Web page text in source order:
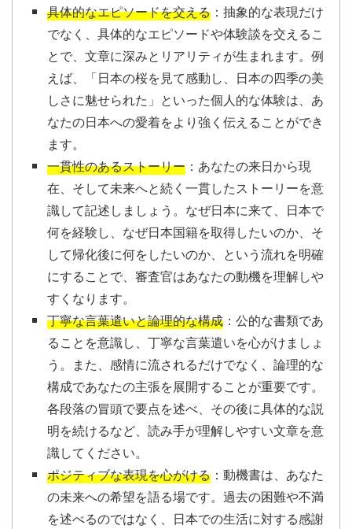
具体的なエピソードを交える ：抽象的な表現だけ
でなく、具体的なエピソードや体験談を交えるこ
とで、文章に深みとリアリティが生まれます。例
えば、「日本の桜を見て感動し、日本の四季の美
しさに魅せられた」といった個人的な体験は、あ
なたの日本への愛着をより強く伝えることができ
ます。
一貫性のあるストーリー ：あなたの来日から現
在、そして未来へと続く一貫したストーリーを意
識して記述しましょう。なぜ日本に来て、日本で
何を経験し、なぜ日本国籍を取得したいのか、そ
して帰化後に何をしたいのか、という流れを明確
にすることで、審査官はあなたの動機を理解しや
すくなります。
丁寧な言葉遣いと論理的な構成 ：公的な書類であ
ることを意識し、丁寧な言葉遣いを心がけましょ
う。また、感情に流されるだけでなく、論理的な
構成であなたの主張を展開することが重要です。
各段落の冒頭で要点を述べ、その後に具体的な説
明を続けるなど、読み手が理解しやすい文章を意
識してください。
ポジティブな表現を心がける ：動機書は、あなた
の未来への希望を語る場です。過去の困難や不満
を述べるのではなく、日本での生活に対する感謝